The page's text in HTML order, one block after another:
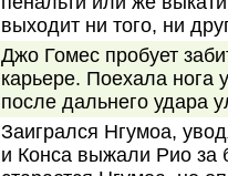
выходит ни того, ни
Джо Гомес пробует
карьере. Поехала нога
после дальнего удара
Заигрался Нгумоа,
и Конса выжали Рио за